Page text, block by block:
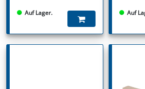
Auf Lager. Auf